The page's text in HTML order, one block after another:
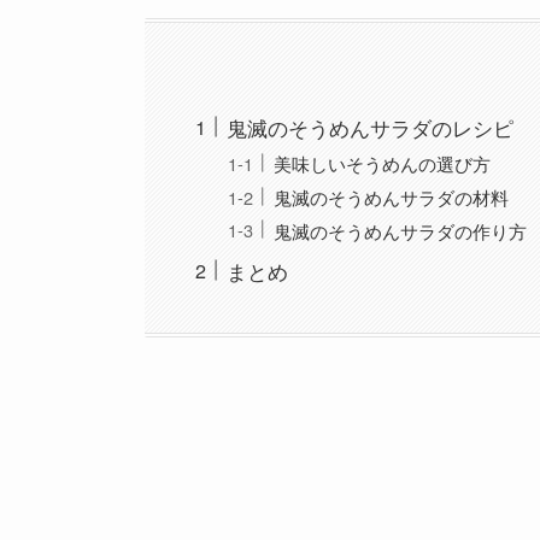
鬼滅のそうめんサラダのレシピ
美味しいそうめんの選び方
鬼滅のそうめんサラダの材料
鬼滅のそうめんサラダの作り方
まとめ